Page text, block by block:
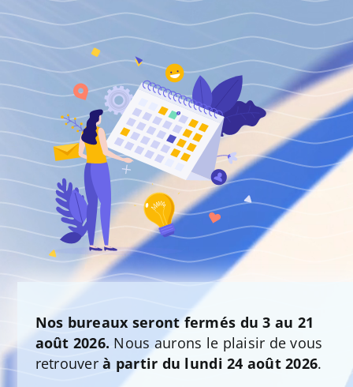
Nos bureaux seront fermés du 3 au 21
août 2026. Nous aurons le plaisir de vous
retrouverà partir du lundi 24 août 2026.